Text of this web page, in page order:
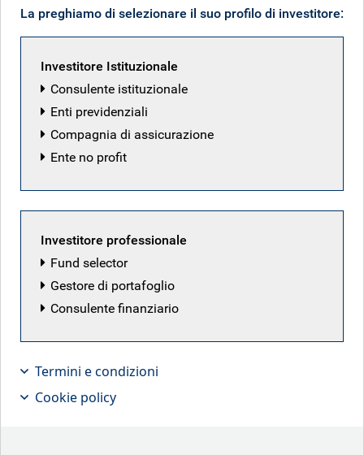
prospettive per il 2026.
La preghiamo di selezionare il suo profilo di investitore:
Investitore Istituzionale
Consulente istituzionale
Enti previdenziali
Compagnia di assicurazione
Ente no profit
Investitore professionale
Fund selector
Gestore di portafoglio
Consulente finanziario
Termini e condizioni
Cookie policy